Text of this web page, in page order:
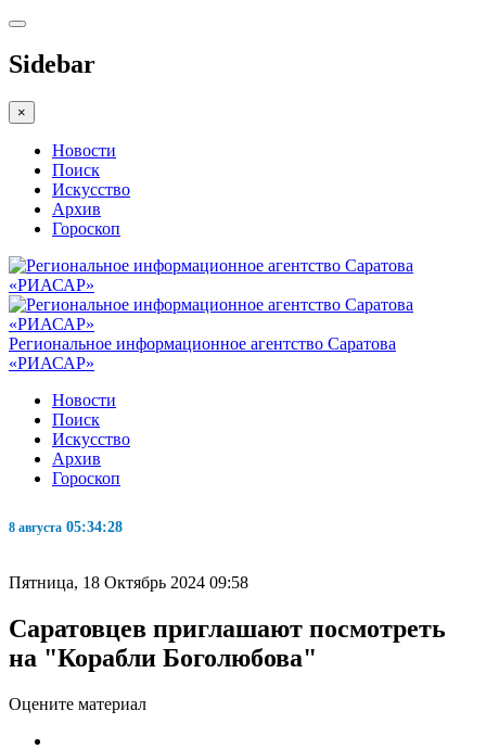
Sidebar
×
Новости
Поиск
Искусство
Архив
Гороскоп
Региональное информационное агентство Саратова
«РИАСАР»
Новости
Поиск
Искусство
Архив
Гороскоп
8 августа 05:34:28
Пятница, 18 Октябрь 2024 09:58
Саратовцев приглашают посмотреть
на "Корабли Боголюбова"
Оцените материал